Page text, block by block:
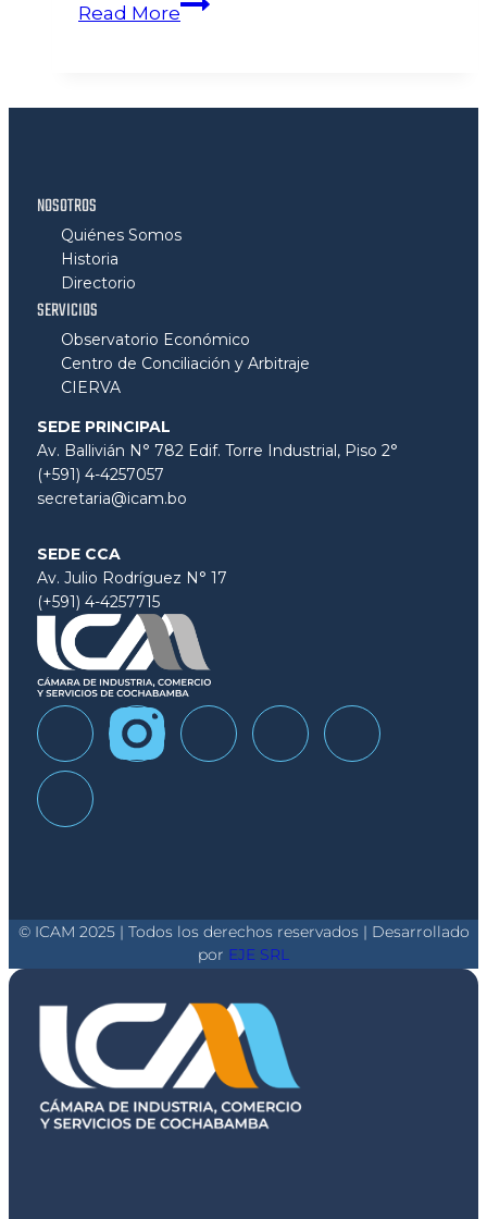
Read More
NOSOTROS
Quiénes Somos
Historia
Directorio
SERVICIOS
Observatorio Económico
Centro de Conciliación y Arbitraje
CIERVA
SEDE PRINCIPAL
Av. Ballivián N° 782 Edif. Torre Industrial, Piso 2°
(+591) 4-4257057
secretaria@icam.bo
SEDE CCA
Av. Julio Rodríguez N° 17
(+591) 4-4257715
© ICAM 2025 | Todos los derechos reservados | Desarrollado
por EJE SRL